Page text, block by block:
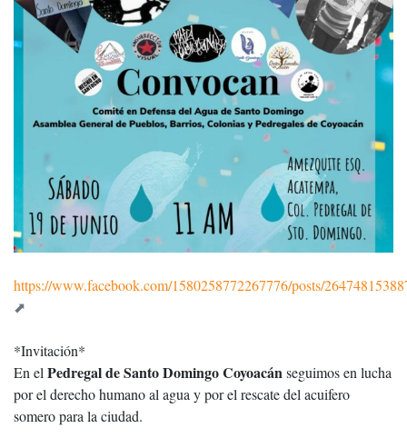
https://www.facebook.com/1580258772267776/posts/
*Invitación*
En el Pedregal de Santo Domingo Coyoacánseguimos en lucha
por el derecho humano al agua y por el rescate del acuifero
somero para la ciudad.